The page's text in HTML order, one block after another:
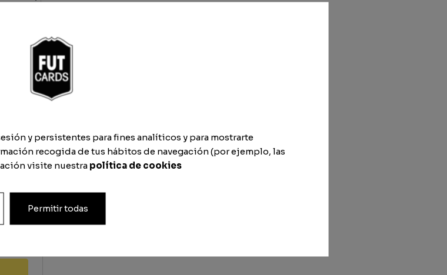
y persistentes para fines analíticos y para mostrarte
recogida de tus hábitos de navegación (por ejemplo, las
visite nuestra política de cookies
Permitir todas